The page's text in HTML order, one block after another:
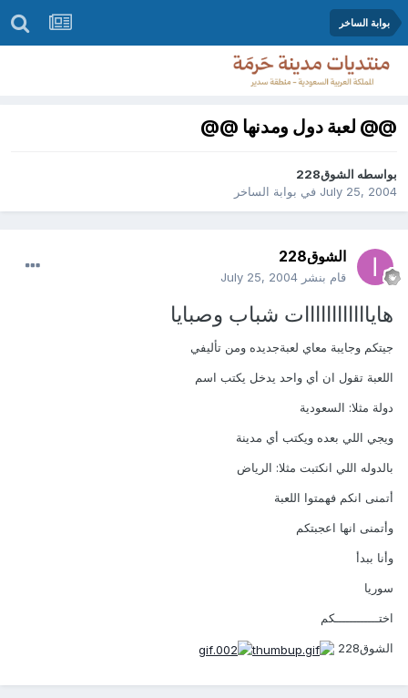
بوابة الساخر
@@ لعبة دول ومدنها @@
بواسطه الشوق228
July 25, 2004في بوابة الساخر
الشوق228
قام بنشر July 25, 2004
هاياااااااااااات شباب وصبايا
جيتكم وجايبة معاي لعبةجديده ومن تأليفي
اللعبة تقول ان أي واحد يدخل يكتب اسم
دولة مثلا: السعودية
ويجي اللي بعده ويكتب أي مدينة
بالدوله اللي انكتبت مثلا: الرياض
أتمنى انكم فهمتوا اللعبة
وأتمنى انها اعجبتكم
وأنا ببدأ
سوريا
اختــــــــــــكم
الشوق228